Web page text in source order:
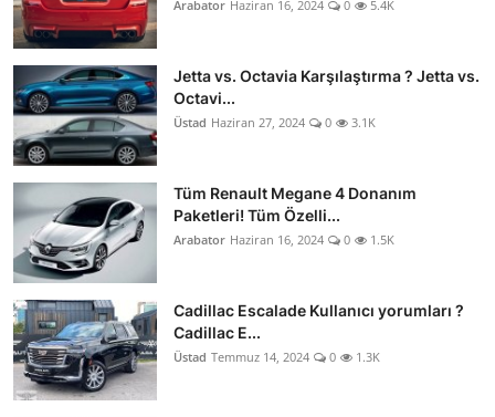
Arabator Haziran 16, 2024 0 5.4K
Jetta vs. Octavia Karşılaştırma ? Jetta vs.
Octavi...
Üstad Haziran 27, 2024 0 3.1K
Tüm Renault Megane 4 Donanım
Paketleri! Tüm Özelli...
Arabator Haziran 16, 2024 0 1.5K
Cadillac Escalade Kullanıcı yorumları ?
Cadillac E...
Üstad Temmuz 14, 2024 0 1.3K